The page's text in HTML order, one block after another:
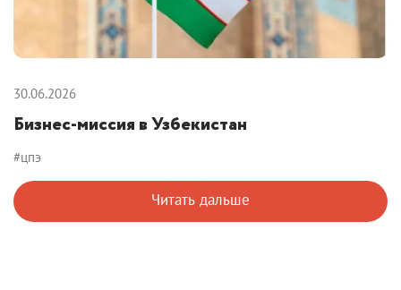
30.06.2026
Бизнес-миссия в Узбекистан
#цпэ
Читать дальше